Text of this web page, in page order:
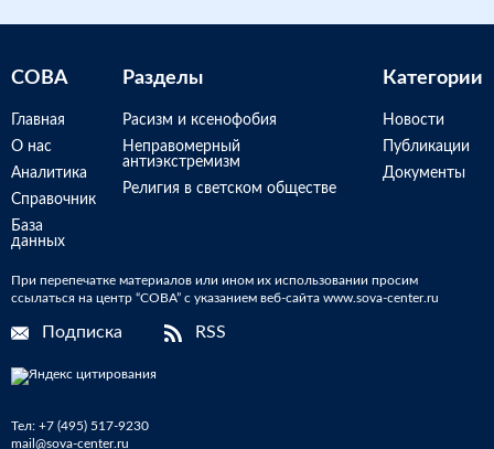
СОВА
Главная
О нас
Аналитика
Справочник
База
данных
Разделы
Расизм и ксенофобия
Неправомерный
антиэкстремизм
Религия в светском обществе
Категории
Новости
Публикации
Документы
При перепечатке материалов или ином их использовании просим
ссылаться на центр “СОВА” с указанием веб-сайта www.sova-center.ru
Подписка RSS
Тел: +7 (495) 517-9230
mail@sova-center.ru